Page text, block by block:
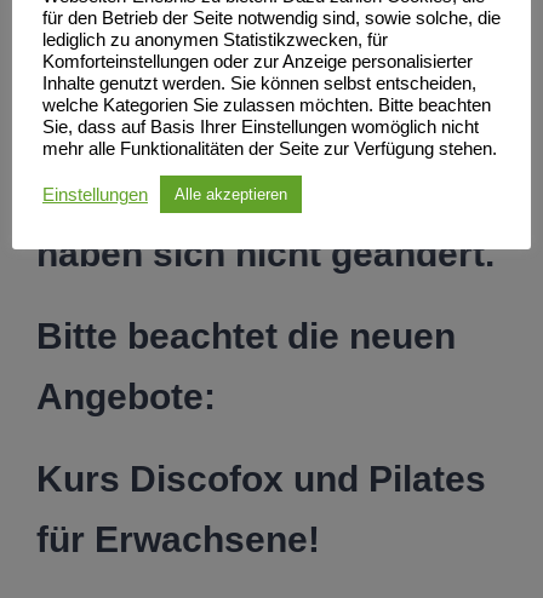
Montag 08.06.2020 die
Türen zum neuen Tanzsaal
in der Ihlenfelder Str. 116.
Die Beginn-Trainingszeiten
haben sich nicht geändert.
Bitte beachtet die neuen
Angebote:
Kurs Discofox und Pilates
für Erwachsene!
für den Betrieb der Seite notwendig sind, sowie solche, die
lediglich zu anonymen Statistikzwecken, für
Komforteinstellungen oder zur Anzeige personalisierter
Inhalte genutzt werden. Sie können selbst entscheiden,
welche Kategorien Sie zulassen möchten. Bitte beachten
Sie, dass auf Basis Ihrer Einstellungen womöglich nicht
mehr alle Funktionalitäten der Seite zur Verfügung stehen.
Einstellungen Alle akzeptieren